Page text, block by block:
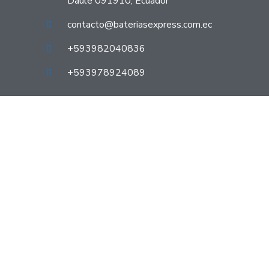
contacto@bateriasexpress.com.ec
+593982040836
+593978924089